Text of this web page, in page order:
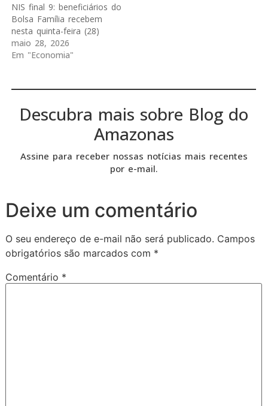
NIS final 9: beneficiários do
Bolsa Família recebem
nesta quinta-feira (28)
maio 28, 2026
Em "Economia"
Descubra mais sobre Blog do
Amazonas
Assine para receber nossas notícias mais recentes
por e-mail.
Deixe um comentário
O seu endereço de e-mail não será publicado. Campos
obrigatórios são marcados com *
Comentário *